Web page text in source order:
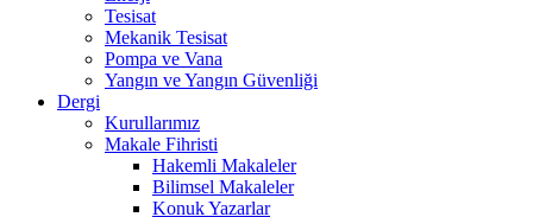
Tesisat
Mekanik Tesisat
Pompa ve Vana
Yangın ve Yangın Güvenliği
Dergi
Kurullarımız
Makale Fihristi
Hakemli Makaleler
Bilimsel Makaleler
Konuk Yazarlar